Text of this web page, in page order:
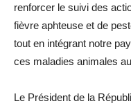
renforcer le suivi des
fièvre aphteuse et de
tout en intégrant notre
ces maladies animales
Le Président de la